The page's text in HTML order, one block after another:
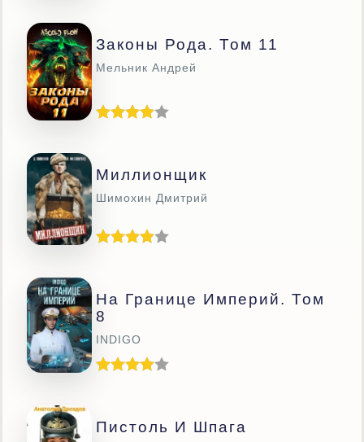
Законы Рода. Том 11
Мельник Андрей
Миллионщик
Шимохин Дмитрий
На Границе Империй. Том
8
INDIGO
Пистоль И Шпага